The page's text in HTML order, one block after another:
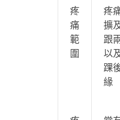
疼
痛
範
圍
疼
擴
跟
以
踝
緣